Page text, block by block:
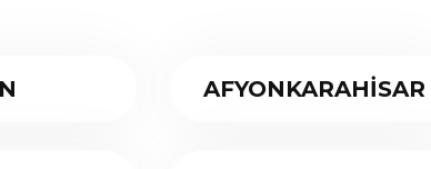
AFYONKARAHİSAR